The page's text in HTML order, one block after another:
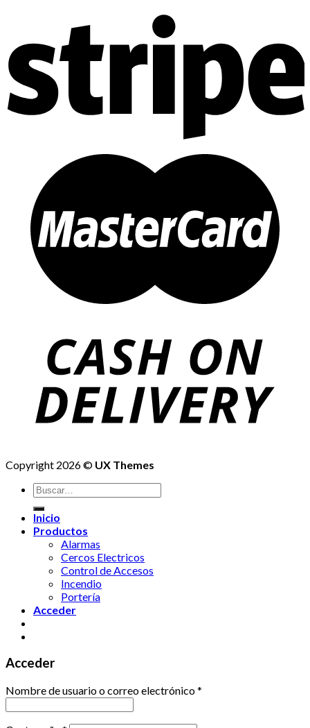
Copyright 2026 © UX Themes
Buscar
por:
Inicio
Productos
Alarmas
Cercos Electricos
Control de Accesos
Incendio
Portería
Acceder
Acceder
Nombre de usuario o correo electrónico*